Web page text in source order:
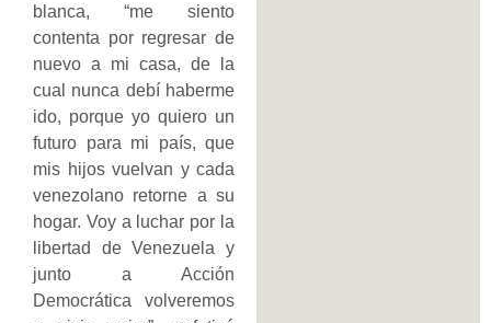
blanca, “me siento
contenta por regresar de
nuevo a mi casa, de la
cual nunca debí haberme
ido, porque yo quiero un
futuro para mi país, que
mis hijos vuelvan y cada
venezolano retorne a su
hogar. Voy a luchar por la
libertad de Venezuela y
junto a Acción
Democrática volveremos